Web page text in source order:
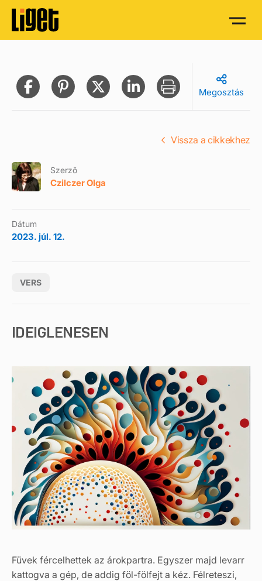
Megosztás
Szerző
Czilczer Olga
Dátum
2023. júl. 12.
VERS
Vissza a cikkekhez
IDEIGLENESEN
Füvek fércelhettek az árokpartra. Egyszer majd levarr
kattogva a gép, de addig föl-fölfejt a kéz. Félreteszi,